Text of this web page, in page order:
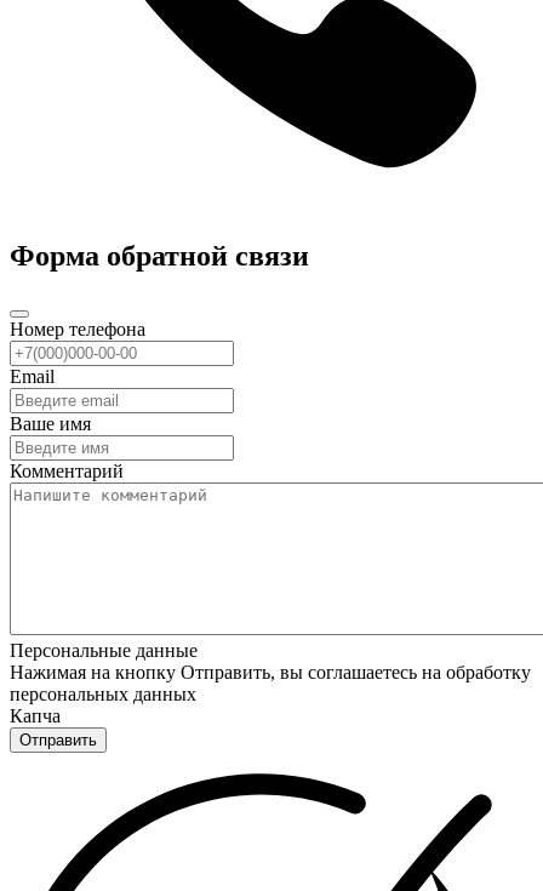
Форма обратной связи
Номер телефона
Email
Ваше имя
Комментарий
Персональные данные
Нажимая на кнопку Отправить, вы соглашаетесь на обработку
персональных данных
Капча
Отправить